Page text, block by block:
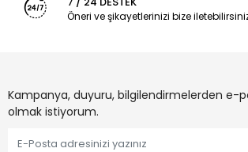
Öneri ve şikayetlerinizi bize
Kampanya, duyuru, bilgilendirmelerden e-
olmak istiyorum.